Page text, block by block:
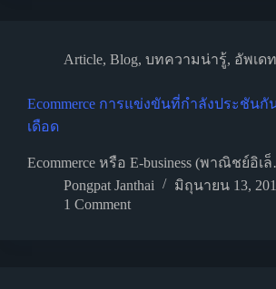
Article, Blog, บทความน่ารู้, อัพเด
Ecommerce การแข่งขันที่กำลังประชันกั
เดือด
Ecommerce หรือ E-business (พาณิชย์อิเ
Pongpat Janthai
มิถุนายน 13,
1 Comment